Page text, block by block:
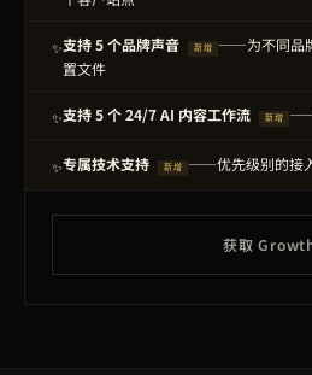
✨支持 5 个品牌声音 新增
——为不同品
置文件
✨支持 5 个 24/7 AI 内容工作流 新增
✨专属技术支持 新增 ——优先级别的接
获取